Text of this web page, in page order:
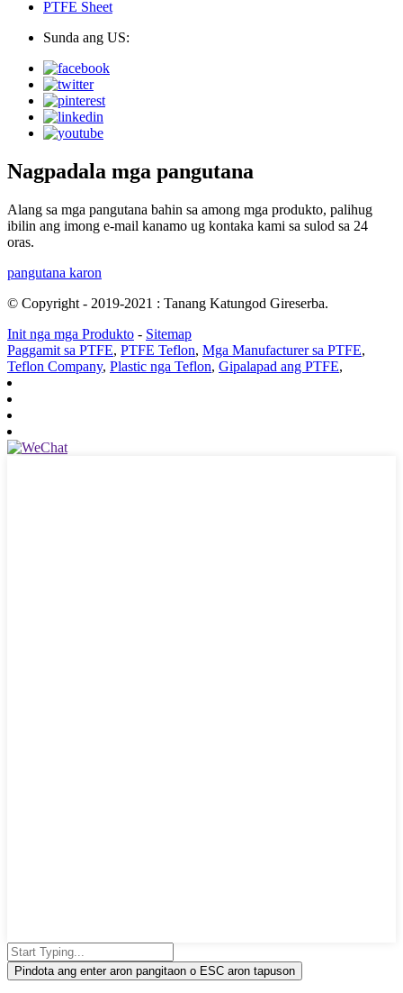
PTFE Sheet
Sunda ang US:
Nagpadala mga pangutana
Alang sa mga pangutana bahin sa among mga produkto, palihug
ibilin ang imong e-mail kanamo ug kontaka kami sa sulod sa 24
oras.
pangutana karon
© Copyright - 2019-2021 : Tanang Katungod Gireserba.
Init nga mga Produkto - Sitemap
Paggamit sa PTFE, PTFE Teflon, Mga Manufacturer sa PTFE,
Teflon Company, Plastic nga Teflon, Gipalapad ang PTFE,
Pindota ang enter aron pangitaon o ESC aron tapuson